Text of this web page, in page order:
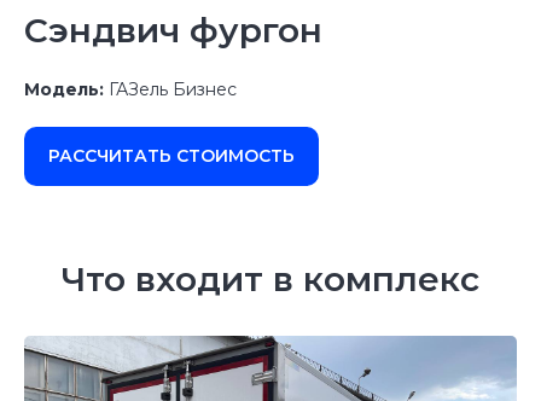
Сэндвич фургон
Модель: ГАЗель Бизнес
РАССЧИТАТЬ СТОИМОСТЬ
Что входит в комплекс